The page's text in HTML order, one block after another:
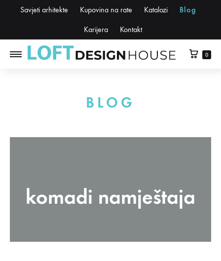
Savjeti arhitekte Kupovina na rate Katalozi Blog
Karijera Kontakt
0
BLOG
komadi namještaja